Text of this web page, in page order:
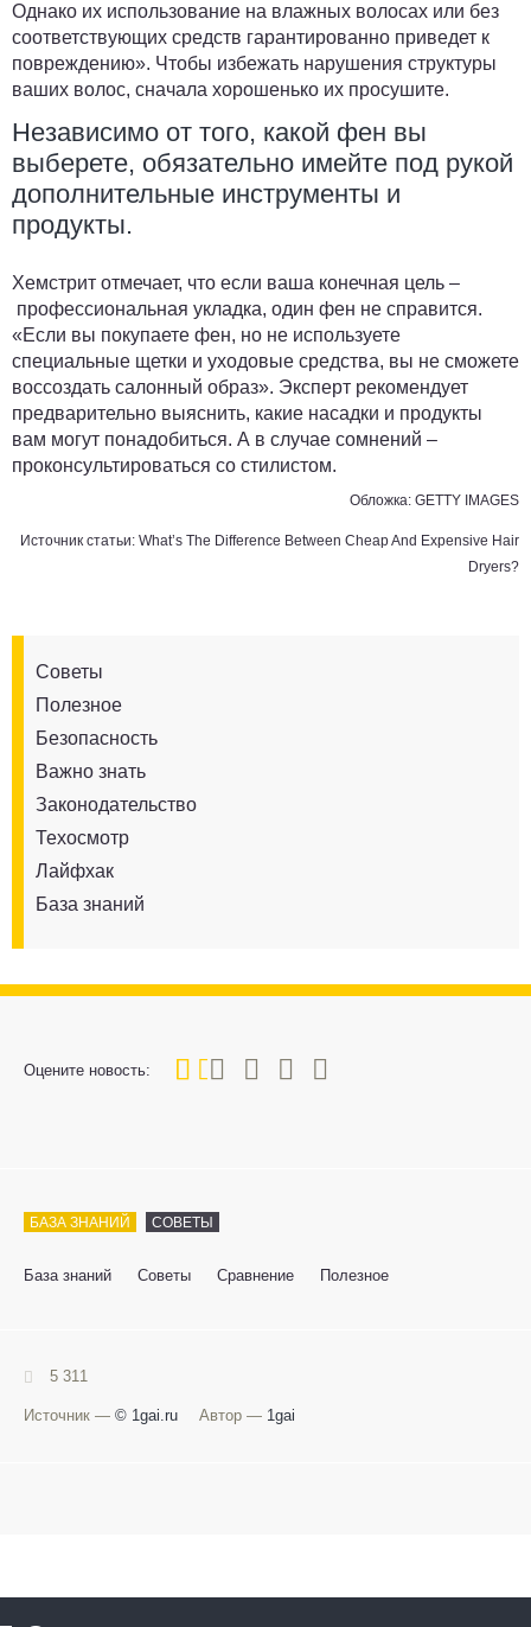
Однако их использование на влажных волосах или без
соответствующих средств гарантированно приведет к
повреждению». Чтобы избежать нарушения структуры
ваших волос, сначала хорошенько их просушите.
Независимо от того, какой фен вы
выберете, обязательно имейте под рукой
дополнительные инструменты и
продукты.
Хемстрит отмечает, что если ваша конечная цель –
профессиональная укладка, один фен не справится.
«Если вы покупаете фен, но не используете
специальные щетки и уходовые средства, вы не сможете
воссоздать салонный образ». Эксперт рекомендует
предварительно выяснить, какие насадки и продукты
вам могут понадобиться. А в случае сомнений –
проконсультироваться со стилистом.
Обложка: GETTY IMAGES
Источник статьи: What’s The Difference Between Cheap And Expensive Hair
Dryers?
Советы
Полезное
Безопасность
Важно знать
Законодательство
Техосмотр
Лайфхак
База знаний
Оцените новость:
20
1 3 4 5
БАЗА ЗНАНИЙ СОВЕТЫ
База знаний Советы Сравнение Полезное
5 311
Источник — © 1gai.ru Автор — 1gai